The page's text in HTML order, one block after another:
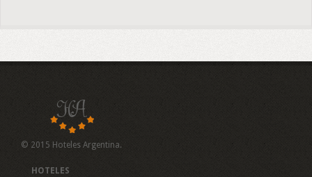
© 2015 Hoteles Argentina.
HOTELES